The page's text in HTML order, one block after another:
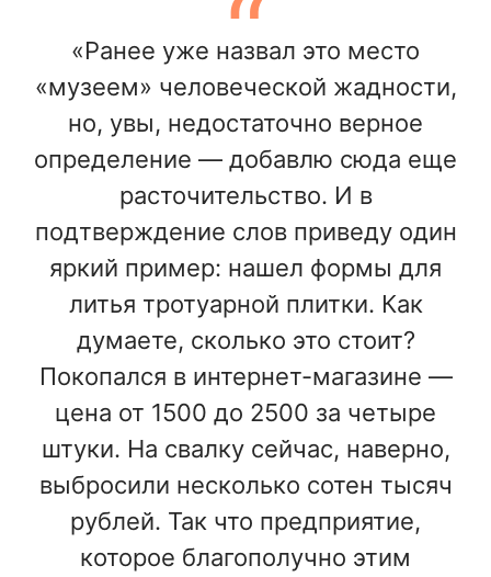
«Ранее уже назвал это место
«музеем» человеческой жадности,
но, увы, недостаточно верное
определение — добавлю сюда еще
расточительство. И в
подтверждение слов приведу один
яркий пример: нашел формы для
литья тротуарной плитки. Как
думаете, сколько это стоит?
Покопался в интернет-магазине —
цена от 1500 до 2500 за четыре
штуки. На свалку сейчас, наверно,
выбросили несколько сотен тысяч
рублей. Так что предприятие,
которое благополучно этим